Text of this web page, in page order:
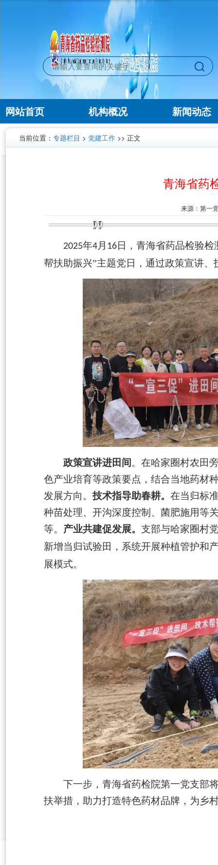
网站首页 机构概况 新闻动态
当前位置： 专题栏目 > 党建工作 >> 正文
青海省药
来源：第一
2025年4月 16日，青海省药品检验检
帮扶助振兴”主题党日，通过政策宣讲
政策宣讲进田间 。 在哈家圈村农 田
色产业培育等政策要点，结合当地药材
发展方向。 技术指导助春耕。 在当归标
种苗处理、开沟深度控制、菌肥施用等
等。 产业共建促发展。 支部与哈家圈村
新增当归试验田，系统开展种植管护和
展模式。
下一步，青海省药检院第一党支部
扶举措， 助力打造特色药材品牌，为乡